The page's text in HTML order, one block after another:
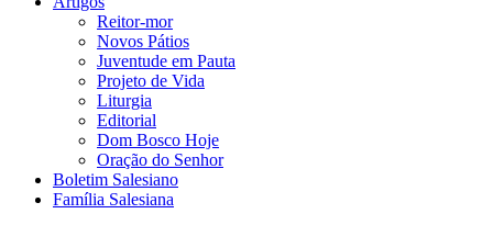
Reitor-mor
Novos Pátios
Juventude em Pauta
Projeto de Vida
Liturgia
Editorial
Dom Bosco Hoje
Oração do Senhor
Boletim Salesiano
Família Salesiana